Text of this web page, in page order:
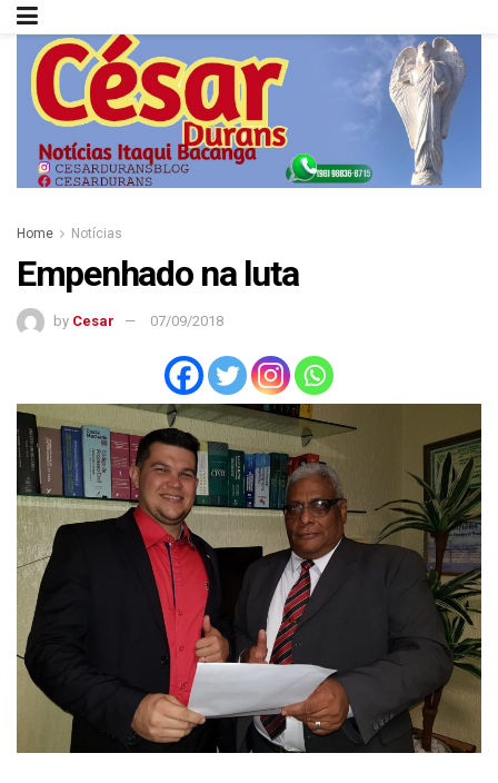
Home Notícias
Empenhado na luta
by Cesar 07/09/2018